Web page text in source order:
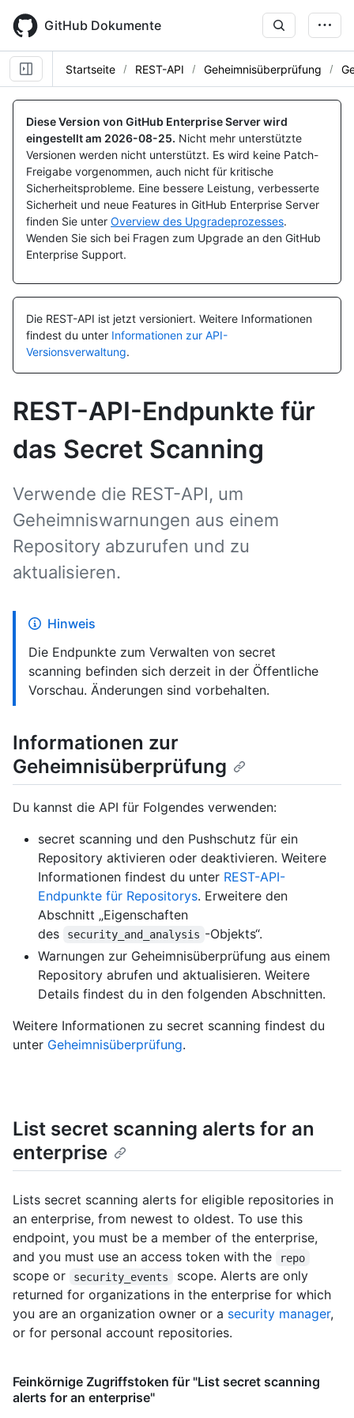
main
content
GitHub Dokumente
Startseite REST-API Geheimnisüberprüfung
Diese Version von GitHub Enterprise Server wird
eingestellt am 2026-08-25. Nicht mehr unterstützte
Versionen werden nicht unterstützt. Es wird keine Patch-
Freigabe vorgenommen, auch nicht für kritische
Sicherheitsprobleme. Eine bessere Leistung, verbesserte
Sicherheit und neue Features in GitHub Enterprise Server
finden Sie unter Overview des Upgradeprozesses.
Wenden Sie sich bei Fragen zum Upgrade an den GitHub
Enterprise Support.
Die REST-API ist jetzt versioniert. Weitere Informationen
findest du unter Informationen zur API-
Versionsverwaltung.
REST-API-Endpunkte für
das Secret Scanning
Verwende die REST-API, um
Geheimniswarnungen aus einem
Repository abzurufen und zu
aktualisieren.
Hinweis
Die Endpunkte zum Verwalten von secret
scanning befinden sich derzeit in der Öffentliche
Vorschau. Änderungen sind vorbehalten.
Informationen zur
Geheimnisüberprüfung
Du kannst die API für Folgendes verwenden:
secret scanning und den Pushschutz für ein
Repository aktivieren oder deaktivieren. Weitere
Informationen findest du unter REST-API-
Endpunkte für Repositorys. Erweitere den
Abschnitt „Eigenschaften
des
security_and_analysis -Objekts“.
Warnungen zur Geheimnisüberprüfung aus einem
Repository abrufen und aktualisieren. Weitere
Details findest du in den folgenden Abschnitten.
Weitere Informationen zu secret scanning findest du
unter Geheimnisüberprüfung.
List secret scanning alerts for an
enterprise
Lists secret scanning alerts for eligible repositories in
an enterprise, from newest to oldest. To use this
endpoint, you must be a member of the enterprise,
and you must use an access token with the
repo
scope or security_events
scope. Alerts are only
returned for organizations in the enterprise for which
you are an organization owner or a security manager,
or for personal account repositories.
Feinkörnige Zugriffstoken für "List secret scanning
alerts for an enterprise"
Name, Typ,
BESCHREIBUNG
Name, Typ,
BESCHREIBUNG
Name, Typ,
BESCHREIBUNG
Name, Typ,
BESCHREIBUNG
Name, Typ,
BESCHREIBUNG
Name, Typ,
BESCHREIBUNG
Name, Typ,
BESCHREIBUNG
Name, Typ,
BESCHREIBUNG
Name, Typ,
BESCHREIBUNG
Name, Typ,
BESCHREIBUNG
Name, Typ,
BESCHREIBUNG
Name, Typ,
BESCHREIBUNG
Name, Typ,
BESCHREIBUNG
Name, Typ,
BESCHREIBUNG
Name, Typ,
BESCHREIBUNG
Name, Typ,
BESCHREIBUNG
Name, Typ,
BESCHREIBUNG
Name, Typ,
BESCHREIBUNG
Name, Typ,
BESCHREIBUNG
Name, Typ,
BESCHREIBUNG
Name, Typ,
BESCHREIBUNG
Name, Typ,
BESCHREIBUNG